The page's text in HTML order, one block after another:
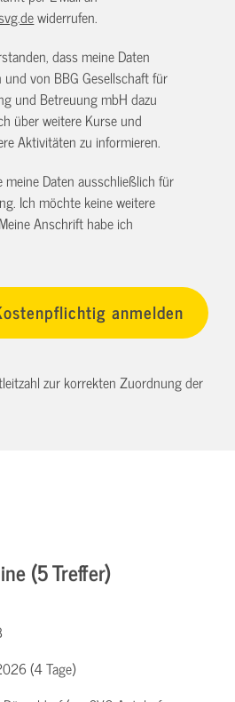
widerrufen.
dass meine Daten
von BBG Gesellschaft für
und Betreuung mbH dazu
über weitere Kurse und
Aktivitäten zu informieren.
meine Daten ausschließlich für
Ich möchte keine weitere
Anschrift habe ich
zur korrekten Zuordnung der
(5 Treffer)
(4 Tage)